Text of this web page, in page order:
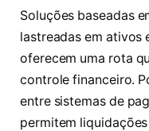
Soluções baseadas
lastreadas em ativos
oferecem uma rota
controle financeiro.
entre sistemas de
permitem